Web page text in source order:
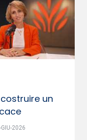
un
GIU-2026